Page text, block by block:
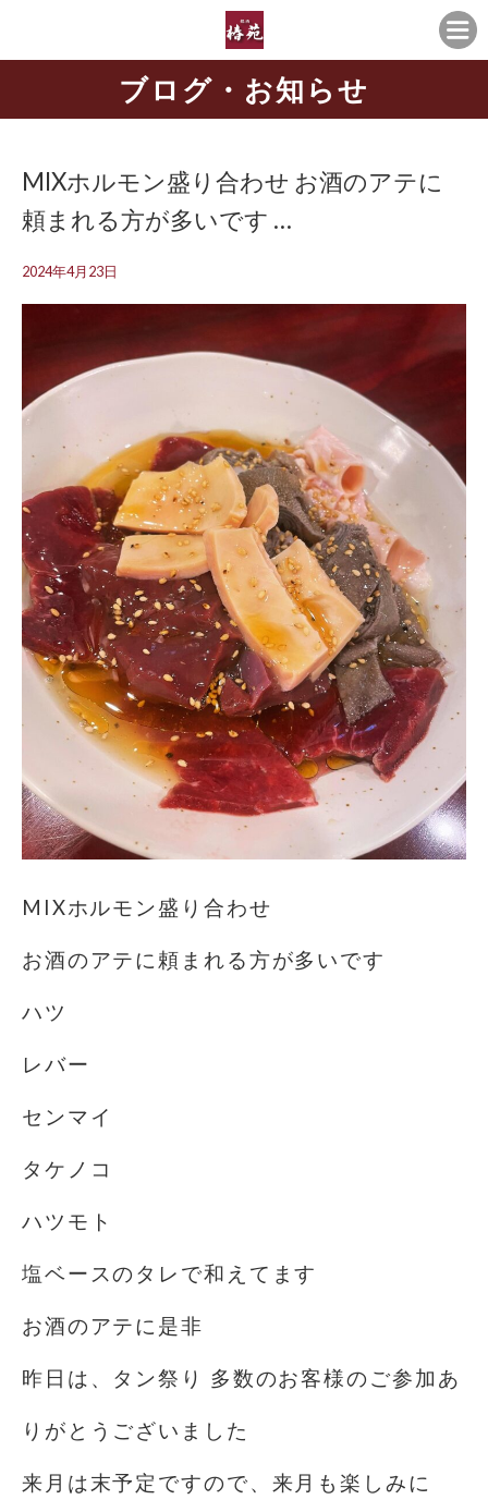
ブログ・お知らせ
MIXホルモン盛り合わせ お酒のアテに
頼まれる方が多いです …
2024年4月23日
MIXホルモン盛り合わせ
お酒のアテに頼まれる方が多いです
ハツ
レバー
センマイ
タケノコ
ハツモト
塩ベースのタレで和えてます
お酒のアテに是非
昨日は、タン祭り 多数のお客様のご参加あ
りがとうございました
来月は末予定ですので、来月も楽しみに